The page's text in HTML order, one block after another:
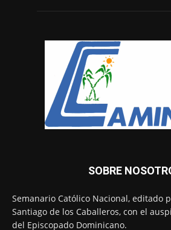
SOBRE
Semanario Católico Nacional, editado
Santiago de los Caballeros, con el
del Episcopado Dominicano.